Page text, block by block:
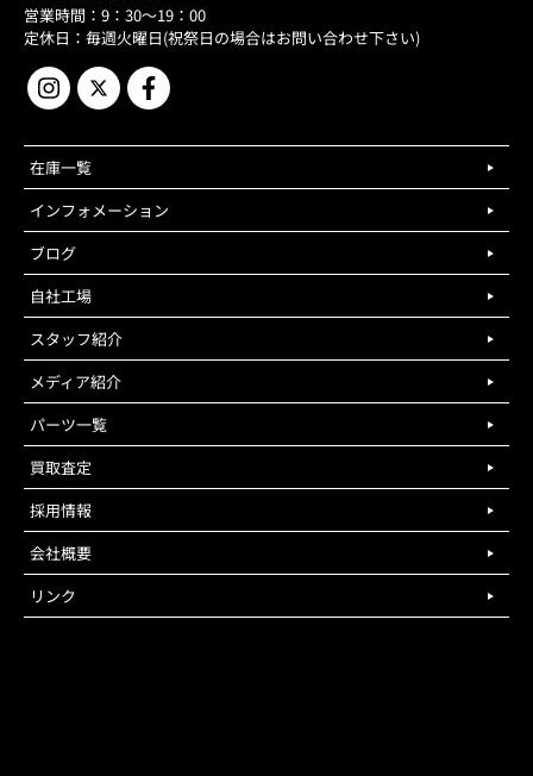
営業時間：9：30～19：00
定休日：毎週火曜日(祝祭日の場合はお問い合わせ下さい)
在庫一覧
インフォメーション
ブログ
自社工場
スタッフ紹介
メディア紹介
パーツ一覧
買取査定
採用情報
会社概要
リンク